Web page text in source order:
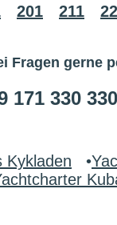
201 211
Fragen gerne
171 330
Kykladen •